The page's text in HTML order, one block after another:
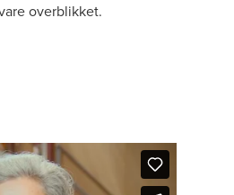
overblikket.